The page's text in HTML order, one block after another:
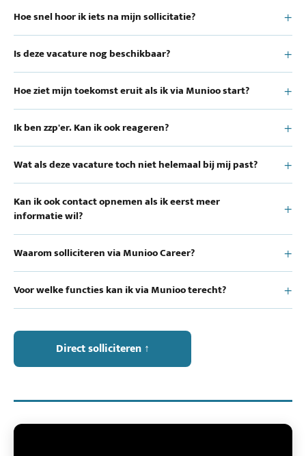
Hoe snel hoor ik iets na mijn sollicitatie?
Is deze vacature nog beschikbaar?
Hoe ziet mijn toekomst eruit als ik via Munioo start?
Ik ben zzp'er. Kan ik ook reageren?
Wat als deze vacature toch niet helemaal bij mij past?
Kan ik ook contact opnemen als ik eerst meer
informatie wil?
Waarom solliciteren via Munioo Career?
Voor welke functies kan ik via Munioo terecht?
Direct solliciteren ↑